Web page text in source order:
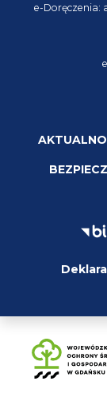
e-Doręczenia: